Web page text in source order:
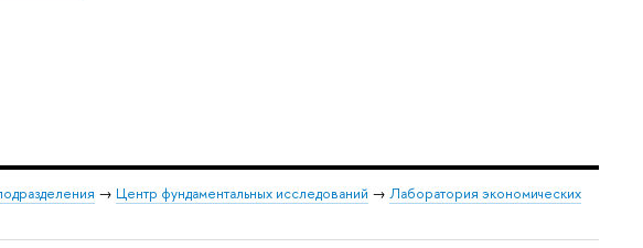
→ Центр фундаментальных исследований → Лаборатория экономических